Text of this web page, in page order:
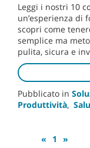
Leggi i nostri 10
un’esperienza di
scopri come
semplice ma
pulita, sicura e
Pubblicato in
Produttività,
« 1 »